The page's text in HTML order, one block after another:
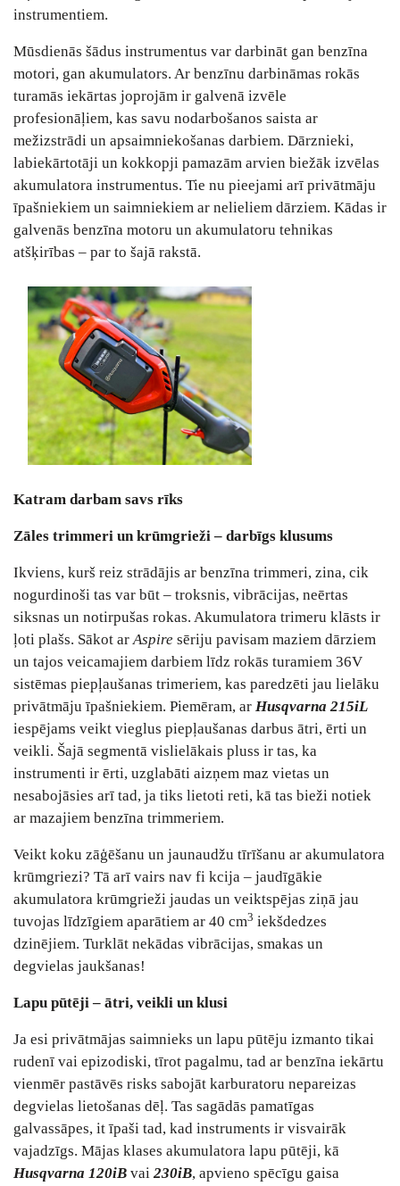
instrumentiem.
Mūsdienās šādus instrumentus var darbināt gan benzīna
motori, gan akumulators. Ar benzīnu darbināmas rokās
turamās iekārtas joprojām ir galvenā izvēle
profesionāļiem, kas savu nodarbošanos saista ar
mežizstrādi un apsaimniekošanas darbiem. Dārznieki,
labiekārtotāji un kokkopji pamazām arvien biežāk izvēlas
akumulatora instrumentus. Tie nu pieejami arī privātmāju
īpašniekiem un saimniekiem ar nelieliem dārziem. Kādas ir
galvenās benzīna motoru un akumulatoru tehnikas
atšķirības – par to šajā rakstā.
Katram darbam savs rīks
Zāles trimmeri un krūmgrieži – darbīgs klusums
Ikviens, kurš reiz strādājis ar benzīna trimmeri, zina, cik
nogurdinoši tas var būt – troksnis, vibrācijas, neērtas
siksnas un notirpušas rokas. Akumulatora trimeru klāsts ir
ļoti plašs. Sākot arAspire sēriju pavisam maziem dārziem
un tajos veicamajiem darbiem līdz rokās turamiem 36V
sistēmas piepļaušanas trimeriem, kas paredzēti jau lielāku
privātmāju īpašniekiem. Piemēram, ar Husqvarna 215iL
iespējams veikt vieglus piepļaušanas darbus ātri, ērti un
veikli. Šajā segmentā vislielākais pluss ir tas, ka
instrumenti ir ērti, uzglabāti aizņem maz vietas un
nesabojāsies arī tad, ja tiks lietoti reti, kā tas bieži notiek
ar mazajiem benzīna trimmeriem.
Veikt koku zāģēšanu un jaunaudžu tīrīšanu ar akumulatora
krūmgriezi? Tā arī vairs nav fi kcija – jaudīgākie
akumulatora krūmgrieži jaudas un veiktspējas ziņā jau
tuvojas līdzīgiem aparātiem ar 40 cm3 iekšdedzes
dzinējiem. Turklāt nekādas vibrācijas, smakas un
degvielas jaukšanas!
Lapu pūtēji – ātri, veikli un klusi
Ja esi privātmājas saimnieks un lapu pūtēju izmanto tikai
rudenī vai epizodiski, tīrot pagalmu, tad ar benzīna iekārtu
vienmēr pastāvēs risks sabojāt karburatoru nepareizas
degvielas lietošanas dēļ. Tas sagādās pamatīgas
galvassāpes, it īpaši tad, kad instruments ir visvairāk
vajadzīgs. Mājas klases akumulatora lapu pūtēji, kā
Husqvarna 120iB vai230iB, apvieno spēcīgu gaisa